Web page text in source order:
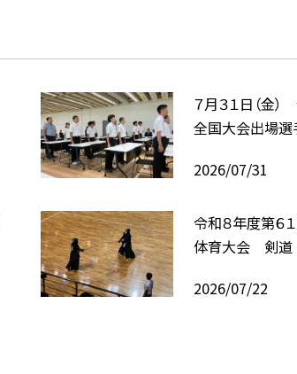
７月３１日（金
全国大会出場
2026/07/31
令和８年度第６
体育大会 剣道
2026/07/22